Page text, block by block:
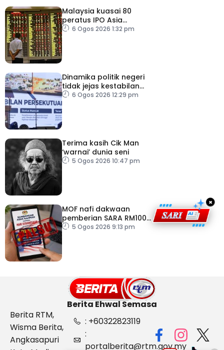
Malaysia kuasai 80
peratus IPO Asia
Tenggara, kumpul AS$1.4
6 Ogos 2026 1:32 pm
Dinamika politik negeri
tidak jejas kestabilan
Kerajaan Perpaduan
6 Ogos 2026 12:29 pm
Terima kasih Cik Man
‘warnai’ dunia seni
5 Ogos 2026 10:47 pm
MOF nafi dakwaan
pemberian SARA RM100
sempena Hari
5 Ogos 2026 9:13 pm
×
Berita Ehwal Semasa
Berita RTM,
Wisma Berita,
Angkasapuri
: +60322823119
:
portalberita@rtm.gov.my